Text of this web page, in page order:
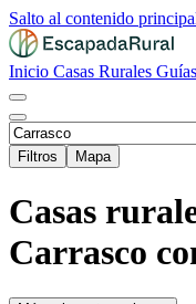
Salto al contenido
Inicio Casas Rurales Guías
Filtros
Mapa
Casas
Carrasco